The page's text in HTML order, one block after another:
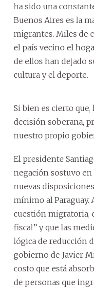
ha sido una
Buenos Aires es la
migrantes. Miles de
el país vecino el
de ellos han dejado
cultura y el deporte.
Si bien es cierto
decisión soberana,
nuestro propio
El presidente
negación sostuvo
nuevas
mínimo al Paraguay.
cuestión migratoria,
fiscal” y que las
lógica de reducción
gobierno de Javier
costo que está
de personas que